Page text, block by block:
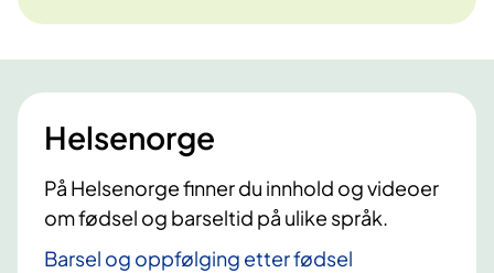
Helsenorge
På Helsenorge finner du innhold og videoer
om fødsel og barseltid på ulike språk.
Barsel og oppfølging etter fødsel